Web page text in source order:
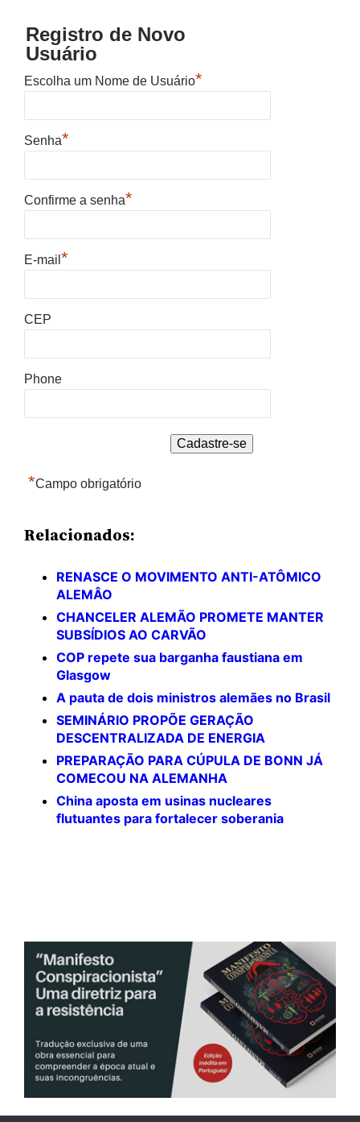
Registro de Novo
Usuário
Escolha um Nome de Usuário*
Senha*
Confirme a senha*
E-mail*
CEP
Phone
*Campo obrigatório
Relacionados:
RENASCE O MOVIMENTO ANTI-ATÔMICO
ALEMÂO
CHANCELER ALEMÃO PROMETE MANTER
SUBSÍDIOS AO CARVÃO
COP repete sua barganha faustiana em
Glasgow
A pauta de dois ministros alemães no Brasil
SEMINÁRIO PROPÕE GERAÇÃO
DESCENTRALIZADA DE ENERGIA
PREPARAÇÃO PARA CÚPULA DE BONN JÁ
COMECOU NA ALEMANHA
China aposta em usinas nucleares
flutuantes para fortalecer soberania